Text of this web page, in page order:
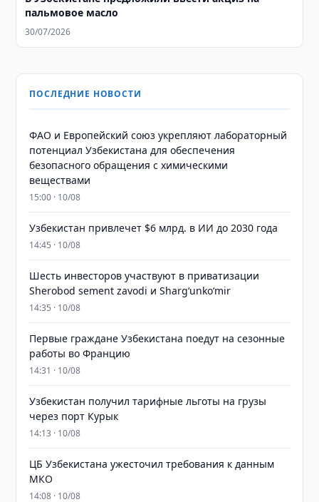
пальмовое масло
30/07/2026
ПОСЛЕДНИЕ НОВОСТИ
ФАО и Европейский союз укрепляют лабораторный
потенциал Узбекистана для обеспечения
безопасного обращения с химическими
веществами
15:00 · 10/08
Узбекистан привлечет $6 млрд. в ИИ до 2030 года
14:45 · 10/08
Шесть инвесторов участвуют в приватизации
Sherobod sement zavodi и Shargʻunkoʻmir
14:35 · 10/08
Первые граждане Узбекистана поедут на сезонные
работы во Францию
14:31 · 10/08
Узбекистан получил тарифные льготы на грузы
через порт Курык
14:13 · 10/08
ЦБ Узбекистана ужесточил требования к данным
МКО
14:08 · 10/08